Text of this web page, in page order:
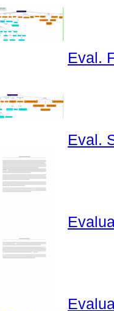
Eval.
Eval.